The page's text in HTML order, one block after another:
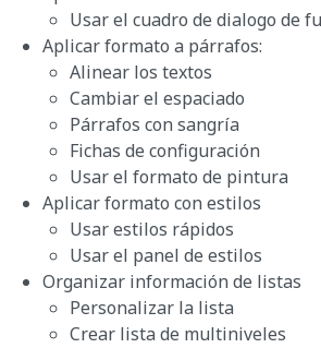
Usar el cuadro de dialogo de
Aplicar formato a párrafos:
Alinear los textos
Cambiar el espaciado
Párrafos con sangría
Fichas de configuración
Usar el formato de pintura
Aplicar formato con estilos
Usar estilos rápidos
Usar el panel de estilos
Organizar información de listas
Personalizar la lista
Crear lista de multiniveles